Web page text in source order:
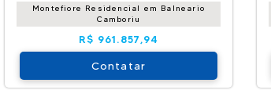
Montefiore Residencial em Balneario
Camboriu
R$ 961.857,94
Contatar